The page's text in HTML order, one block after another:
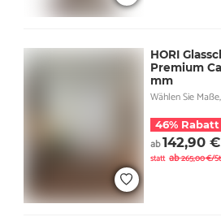
HORI
Premium
mm
Wählen Sie
46% Rabatt
ab142,90 €
statt ab265,00 €/